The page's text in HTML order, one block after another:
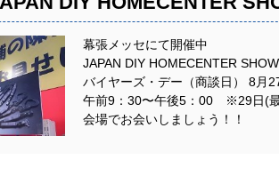
幕張メッセにて開催中
JAPAN DIY HOMECENTER
バイヤーズ・デー（商談日） 8月
午前9：30〜午後5：00 ※29日(
会場でお会いしましょう！！